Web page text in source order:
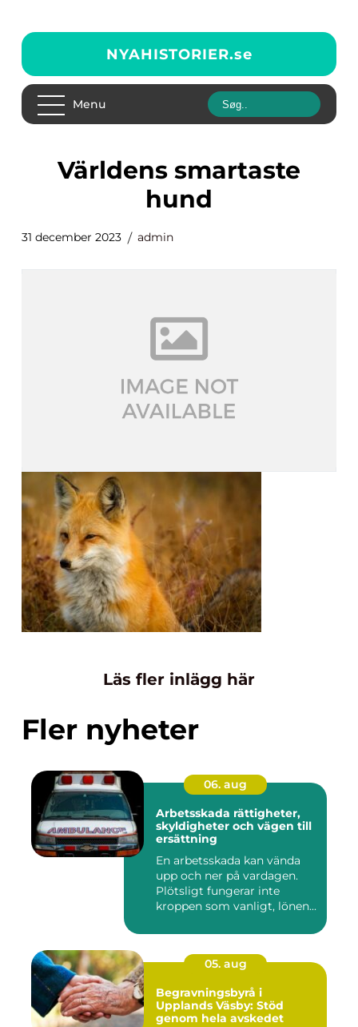
NYAHISTORIER.se
Menu
världens smartaste
hund
31 december 2023 admin
Läs fler inlägg här
Fler nyheter
06. aug
Arbetsskada rättigheter,
skyldigheter och vägen till
ersättning
En arbetsskada kan vända
upp och ner på vardagen.
Plötsligt fungerar inte
kroppen som vanligt, lönen...
05. aug
Begravningsbyrå i
Upplands Väsby: Stöd
genom hela avskedet